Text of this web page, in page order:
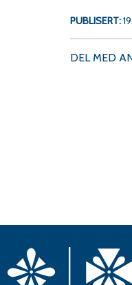
PUBLISERT
DEL MED